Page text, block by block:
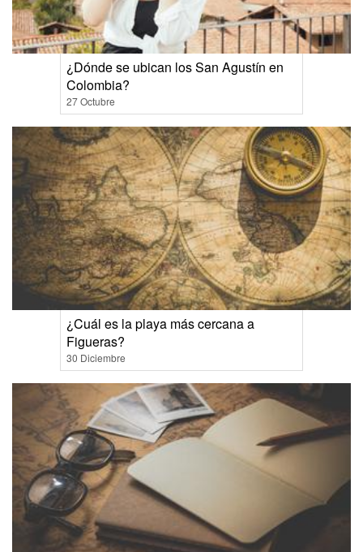
¿Dónde se ubican los San Agustín en
Colombia?
27 Octubre
¿Cuál es la playa más cercana a
Figueras?
30 Diciembre